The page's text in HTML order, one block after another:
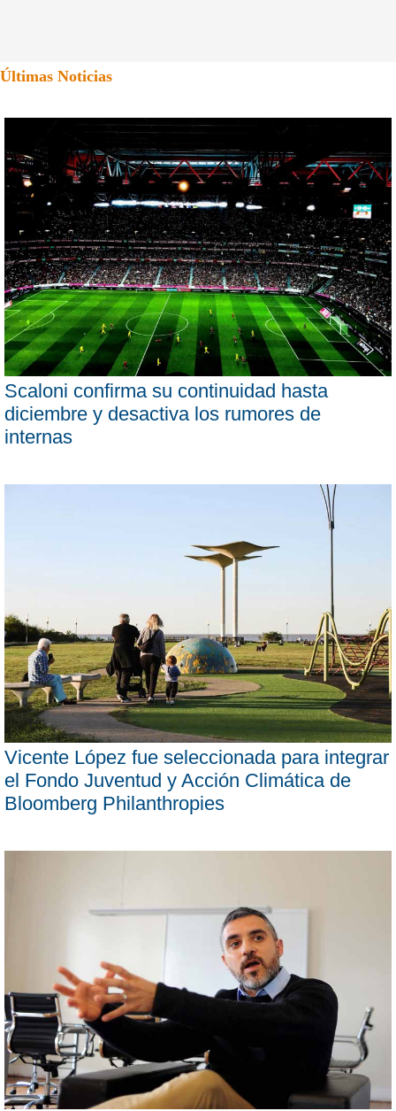
Últimas Noticias
Scaloni confirma su continuidad hasta
diciembre y desactiva los rumores de
internas
Vicente López fue seleccionada para integrar
el Fondo Juventud y Acción Climática de
Bloomberg Philanthropies